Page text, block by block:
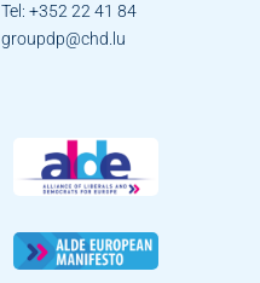
Tel: +352 22 41 84
groupdp@chd.lu